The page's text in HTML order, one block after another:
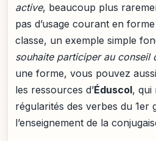
active, beaucoup plus
pas d’usage courant en
classe, un exemple simple
souhaite participer au conseil
une forme, vous pouvez
les ressources d’Éduscol, qui
régularités des verbes du 1er
l’enseignement de la